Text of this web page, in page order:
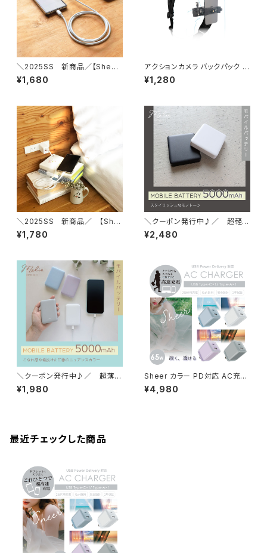
＼2025SS 新商品／【Sheer
カラーシリーズ】Type-A/Typ
e-Cケーブル 1.2m
¥1,680
アクションカメラ バックパック ア
クティブ スマートフォン アクセ
サリ バックパッククリップ 動画
¥1,280
＼2025SS 新商品／ 【She
er カラーシリーズ】Type-C/T
ype-Cケーブル 1.2m
¥1,780
＼クーポン発行中♪／ 超軽
量 90g コンパクト モバイ
ルバッテリー 5000mAh カ
¥2,480
＼クーポン発行中♪／ 超薄
型 コンパクト モバイルバッテ
リー 5000mAh カードサイ
¥1,980
Sheer カラー PD対応 AC充電
器 PD充電器 65W スマホ タブ
レット ノートパソコン Type-C
¥4,980
最近チェックした商品